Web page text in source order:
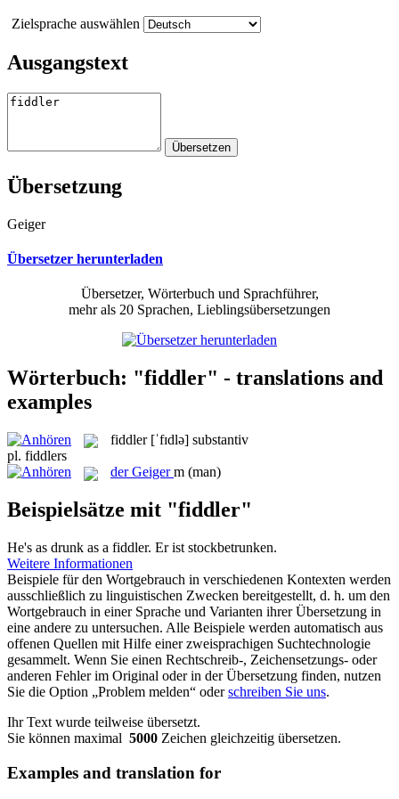
Zielsprache auswählen
Ausgangstext
Übersetzung
Geiger
Übersetzer herunterladen
Übersetzer, Wörterbuch und Sprachführer,
mehr als 20 Sprachen, Lieblingsübersetzungen
Wörterbuch: "fiddler" - translations and
examples
fiddler [ˈfɪdlə] substantiv
pl. fiddlers
derGeiger m (man)
Beispielsätze mit "fiddler"
He's as drunk as a fiddler. Er ist stockbetrunken.
Weitere Informationen
Beispiele für den Wortgebrauch in verschiedenen Kontexten werden
ausschließlich zu linguistischen Zwecken bereitgestellt, d. h. um den
Wortgebrauch in einer Sprache und Varianten ihrer Übersetzung in
eine andere zu untersuchen. Alle Beispiele werden automatisch aus
offenen Quellen mit Hilfe einer zweisprachigen Suchtechnologie
gesammelt. Wenn Sie einen Rechtschreib-, Zeichensetzungs- oder
anderen Fehler im Original oder in der Übersetzung finden, nutzen
Sie die Option „Problem melden“ oderschreiben Sie uns.
Ihr Text wurde teilweise übersetzt.
Sie können maximal 5000 Zeichen gleichzeitig übersetzen.
Examples and translation for